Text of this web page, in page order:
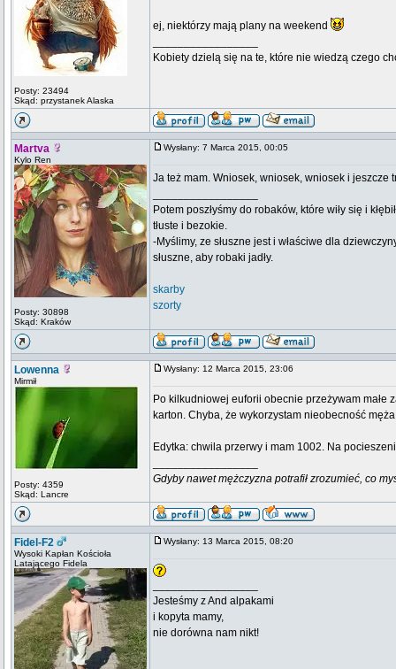
Posty: 23494
Skąd: przystanek Alaska
ej, niektórzy mają plany na weekend
Kobiety dzielą się na te, które nie wiedzą czego
Martva
Kylo Ren
Posty: 30898
Skąd: Kraków
Wysłany: 7 Marca 2015, 00:05
Ja też mam. Wniosek, wniosek, wniosek i jeszcze
Potem poszłyśmy do robaków, które wiły się i
tłuste i bezokie.
-Myślimy, ze słuszne jest i właściwe dla
słuszne, aby robaki jadły.
skarby
szorty
Lowenna
Mirmił
Posty: 4359
Skąd: Lancre
Wysłany: 12 Marca 2015, 23:06
Po kilkudniowej euforii obecnie przeżywam małe
karton. Chyba, że wykorzystam nieobecność
Edytka: chwila przerwy i mam 1002. Na
Gdyby nawet mężczyzna potrafił zrozumieć, co
Fidel-F2
Wysoki Kapłan Kościoła
Latającego Fidela
Wysłany: 13 Marca 2015, 08:20
Jesteśmy z And alpakami
i kopyta mamy,
nie dorówna nam nikt!